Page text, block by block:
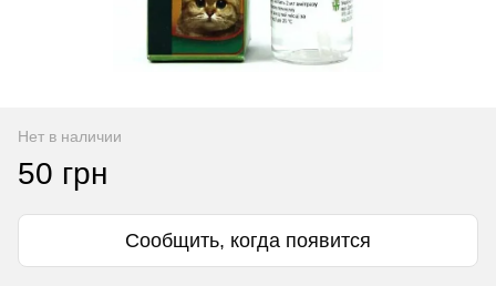
Нет в наличии
50 грн
Сообщить, когда появится